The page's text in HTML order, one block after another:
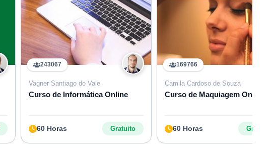
243067
Vagner Santiago do Vale
Curso de Informática Online
60 Horas Gratuito
169766
Camila Cardoso de Souza
Curso de Maquiagem Online
60 Horas Gratuito